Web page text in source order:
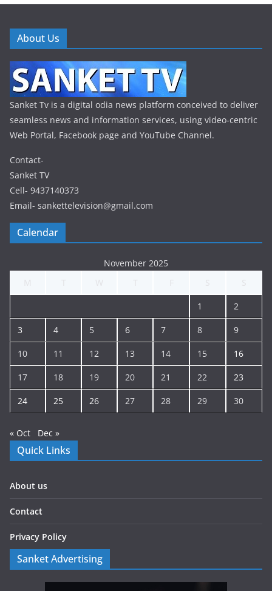
About Us
Sanket Tv is a digital odia news platform conceived to deliver
seamless news and information services, using video-centric
Web Portal, Facebook page and YouTube Channel.
Contact-
Sanket TV
Cell- 9437140373
Email- sankettelevision@gmail.com
Calendar
November 2025
1 2
3 4 5 6 7 8 9
10 11 12 13 14 15 16
17 18 19 20 21 22 23
24 25 26 27 28 29 30
« Oct Dec »
Quick Links
About us
Contact
Privacy Policy
Sanket Advertising